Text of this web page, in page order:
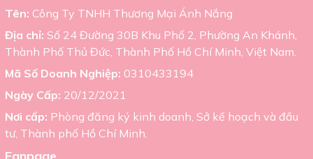
Tên: Công Ty TNHH Thương Mại Ánh Nắng
Địa chỉ: Số 24 Đường 30B Khu Phố 2, Phường An Khánh,
Thành Phố Thủ Đức, Thành Phố Hồ Chí Minh, Việt Nam.
Mã Số Doanh Nghiệp: 0310433194
Ngày Cấp: 20/12/2021
Nơi cấp: Phòng đăng ký kinh doanh, Sở kế hoạch và đầu
tư, Thành phố Hồ Chí Minh.